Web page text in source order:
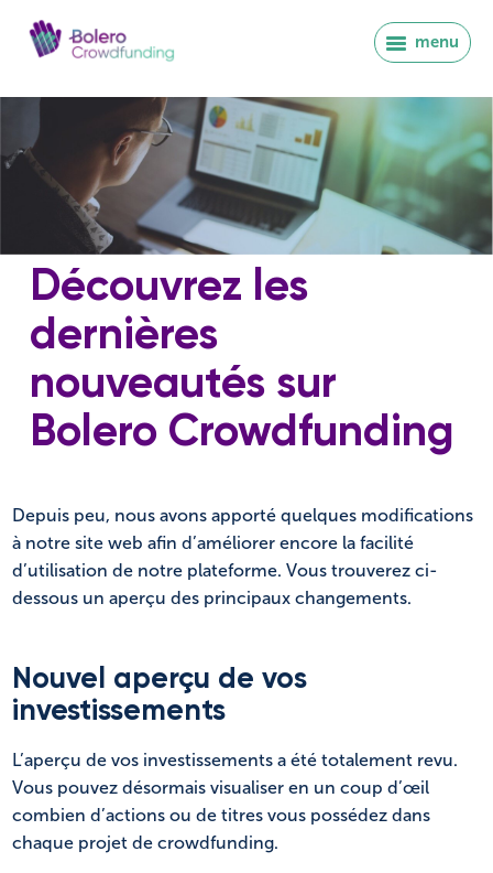
menu
Se connecter
NL FR
Découvrez les
dernières
nouveautés sur
Bolero Crowdfunding
Depuis peu, nous avons apporté quelques modifications
à notre site web afin d’améliorer encore la facilité
d’utilisation de notre plateforme. Vous trouverez ci-
dessous un aperçu des principaux changements.
Nouvel aperçu de vos
investissements
L’aperçu de vos investissements a été totalement revu.
Vous pouvez désormais visualiser en un coup d’œil
combien d’actions ou de titres vous possédez dans
chaque projet de crowdfunding.